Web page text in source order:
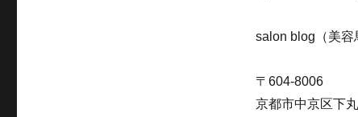
salon blog（美容
〒604-8006
京都市中京区下